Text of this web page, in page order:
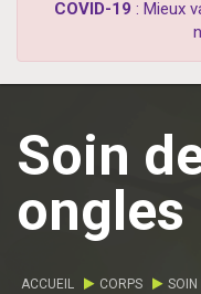
COVID-19 : Mieux
Soin
ongles
ACCUEIL CORPS SOIN